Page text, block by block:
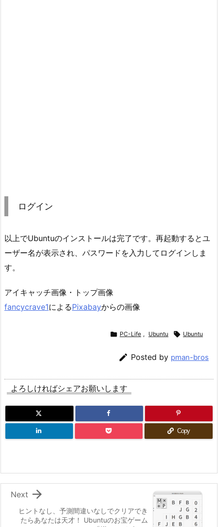
ログイン
以上でUbuntuのインストールは完了です。再起動するとユ
ーザー名が表示され、パスワードを入力してログインしま
す。
アイキャッチ画像・トップ画像
fancycrave1によるPixabayからの画像
 PC-Life , Ubuntu  Ubuntu
 Posted by pman-bros
よろしければシェアお願いします
Copy
ヒントなし、予測間違いなしでクリアでき
たらあなたは天才！ Ubuntuのお宝ゲーム

Next